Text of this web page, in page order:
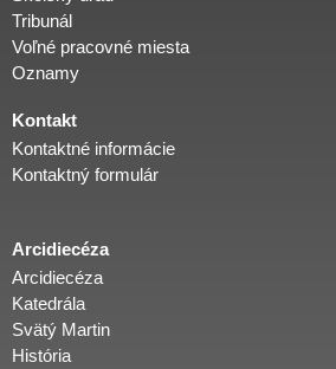
i
e
c
z
a
Tribunál
Voľné pracovné miesta
Oznamy
Kontakt
Kontaktné informácie
Kontaktný formulár
Arcidiecéza
Arcidiecéza
Katedrála
Svätý Martin
História